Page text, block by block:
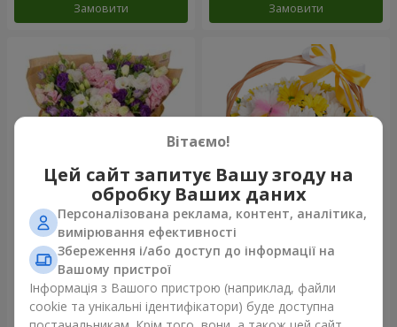
Замовити Замовити
15 різнокольорових еустом
3 145 грн
Замовити
Кошик "Сонечко"
Замовити
Вітаємо!
Цей сайт запитує Вашу згоду на
обробку Ваших даних
Персоналізована реклама, контент, аналітика,
вимірювання ефективності
Збереження і/або доступ до інформації на
Вашому пристрої
Інформація з Вашого пристрою (наприклад, файли
cookie та унікальні ідентифікатори) буде доступна